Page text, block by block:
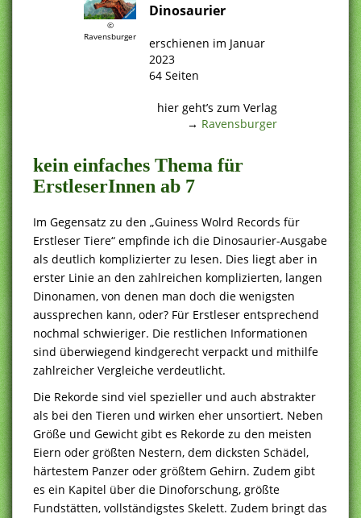
©
Ravensburger
Dinosaurier
erschienen im Januar
2023
64 Seiten
hier geht’s zum Verlag
→ Ravensburger
kein einfaches Thema für
ErstleserInnen ab 7
Im Gegensatz zu den „Guiness Wolrd Records für
Erstleser Tiere“ empfinde ich die Dinosaurier-Ausgabe
als deutlich komplizierter zu lesen. Dies liegt aber in
erster Linie an den zahlreichen komplizierten, langen
Dinonamen, von denen man doch die wenigsten
aussprechen kann, oder? Für Erstleser entsprechend
nochmal schwieriger. Die restlichen Informationen
sind überwiegend kindgerecht verpackt und mithilfe
zahlreicher Vergleiche verdeutlicht.
Die Rekorde sind viel spezieller und auch abstrakter
als bei den Tieren und wirken eher unsortiert. Neben
Größe und Gewicht gibt es Rekorde zu den meisten
Eiern oder größten Nestern, dem dicksten Schädel,
härtestem Panzer oder größtem Gehirn. Zudem gibt
es ein Kapitel über die Dinoforschung, größte
Fundstätten, vollständigstes Skelett. Zudem bringt das